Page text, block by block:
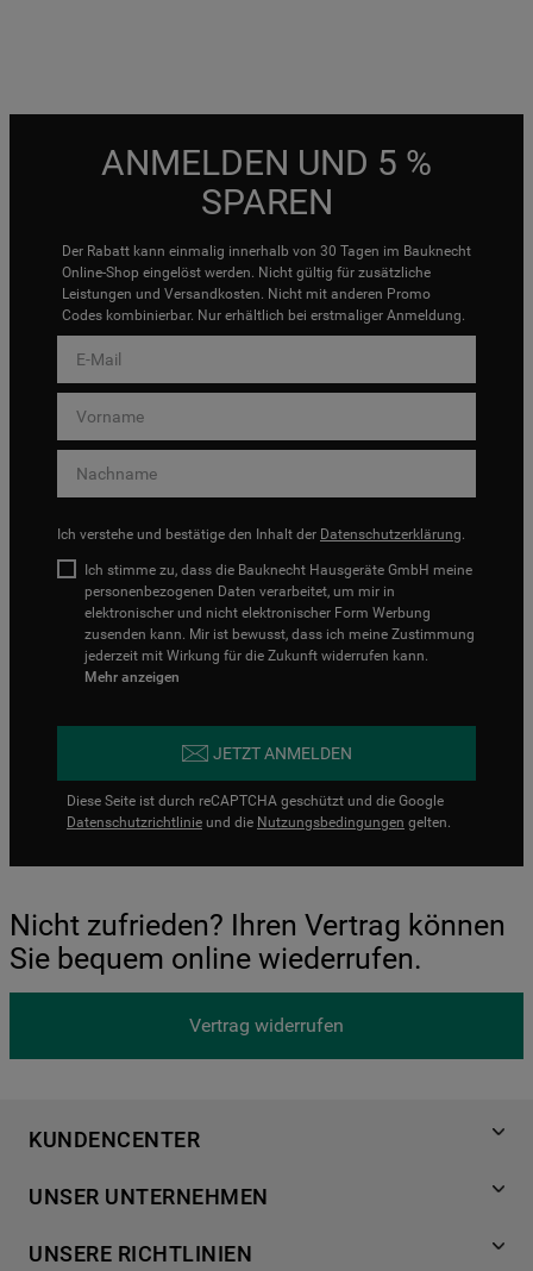
ANMELDEN UND 5 %
SPAREN
Der Rabatt kann einmalig innerhalb von 30 Tagen im Bauknecht
Online-Shop eingelöst werden. Nicht gültig für zusätzliche
Leistungen und Versandkosten. Nicht mit anderen Promo
Codes kombinierbar. Nur erhältlich bei erstmaliger Anmeldung.
Ich verstehe und bestätige den Inhalt der Datenschutzerklärung.
Ich stimme zu, dass die Bauknecht Hausgeräte GmbH meine
personenbezogenen Daten verarbeitet, um mir in
elektronischer und nicht elektronischer Form Werbung
zusenden kann. Mir ist bewusst, dass ich meine Zustimmung
jederzeit mit Wirkung für die Zukunft widerrufen kann.
Mehr anzeigen
JETZT ANMELDEN
Diese Seite ist durch reCAPTCHA geschützt und die Google
Datenschutzrichtlinie und die Nutzungsbedingungen gelten.
Nicht zufrieden? Ihren Vertrag können
Sie bequem online wiederrufen.
Vertrag widerrufen
KUNDENCENTER
Händlersuche
Häufige Fragen
UNSER UNTERNEHMEN
Für Händler
UNSERE RICHTLINIEN